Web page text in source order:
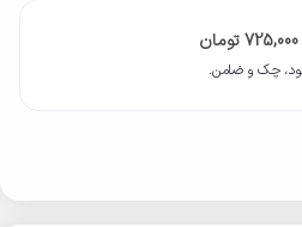
725,000تومان